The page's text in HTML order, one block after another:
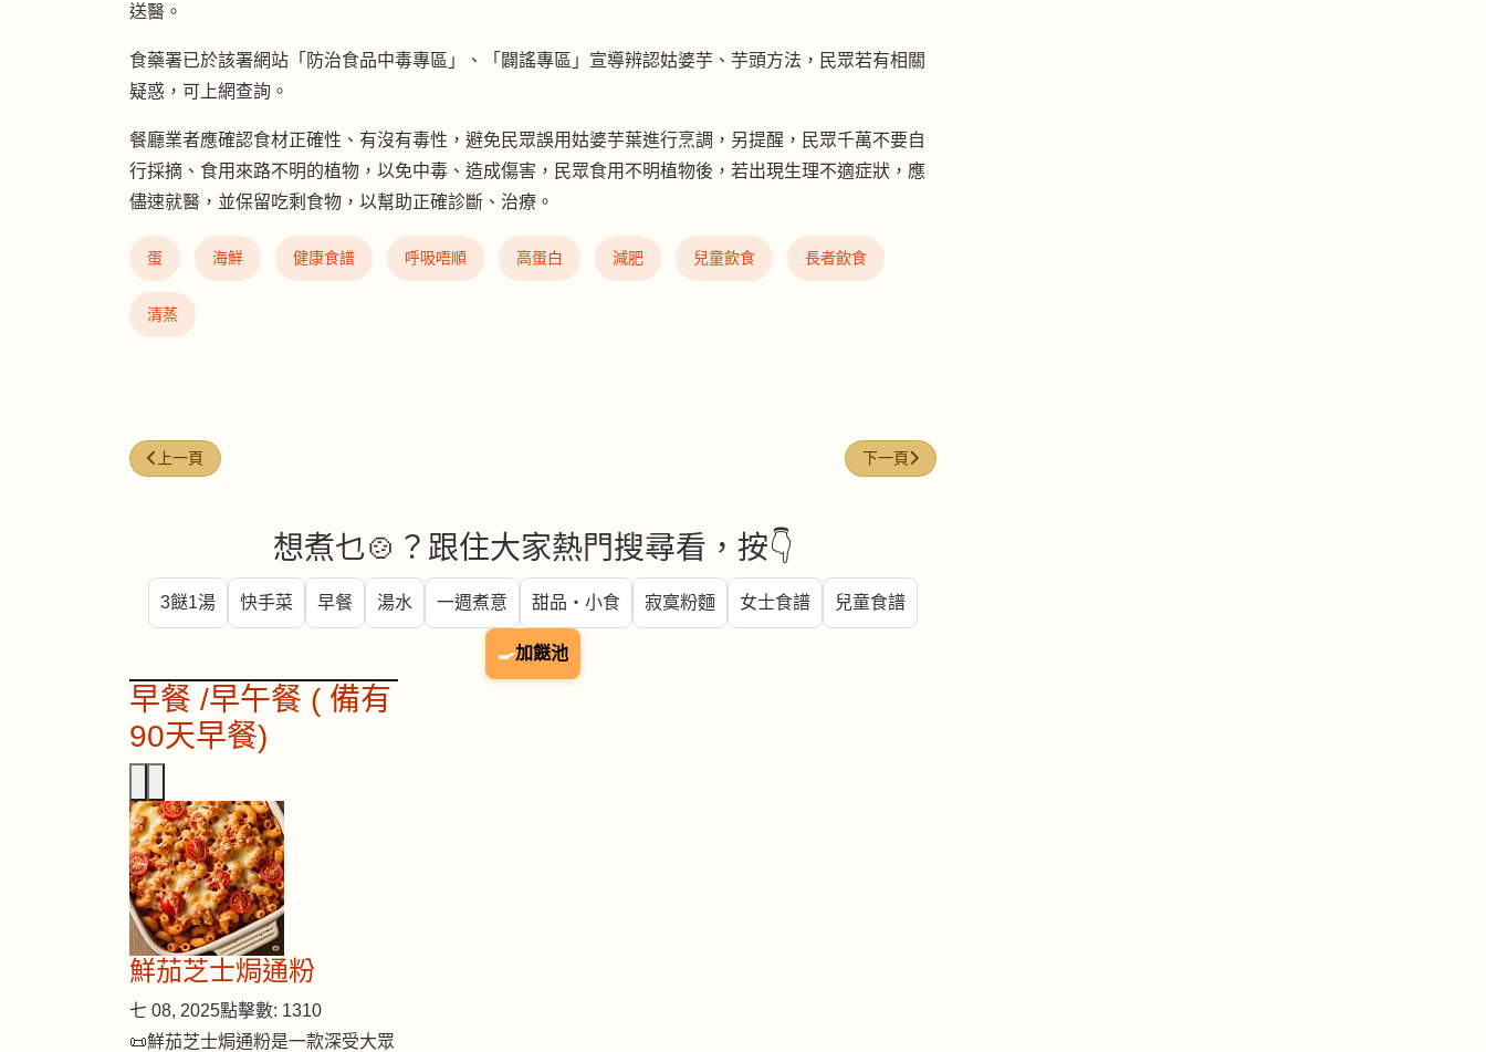
送醫。
食藥署已於該署網站「防治食品中毒專區」、「闢謠專區」宣導辨認姑婆芋、芋頭方法，民眾若有相關
疑惑，可上網查詢。
餐廳業者應確認食材正確性、有沒有毒性，避免民眾誤用姑婆芋葉進行烹調，另提醒，民眾千萬不要自
行採摘、食用來路不明的植物，以免中毒、造成傷害，民眾食用不明植物後，若出現生理不適症狀，應
儘速就醫，並保留吃剩食物，以幫助正確診斷、治療。
蛋 海鮮 健康食譜 呼吸唔順 高蛋白 減肥 兒童飲食 長者飲食
清蒸
上一篇文章: 光補鈣不夠 維生素D3增強吸收
上一頁 下一篇文章: 癌友這樣吃 吃得好、吃得下、活更久
下一頁
想煮乜🍲？跟住大家熱門搜尋看，按👇
3餸1湯 快手菜 早餐 湯水 一週煮意 甜品・小食 寂寞粉麵 女士食譜 兒童食譜
🍳加餸池
早餐 /早午餐 ( 備有
90天早餐)
鮮茄芝士焗通粉
七 08, 2025點擊數: 1310
📜鮮茄芝士焗通粉是一款深受大眾